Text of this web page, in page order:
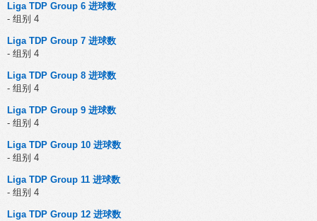
Liga TDP Group 6 进球数
- 组别 4
Liga TDP Group 7 进球数
- 组别 4
Liga TDP Group 8 进球数
- 组别 4
Liga TDP Group 9 进球数
- 组别 4
Liga TDP Group 10 进球数
- 组别 4
Liga TDP Group 11 进球数
- 组别 4
Liga TDP Group 12 进球数